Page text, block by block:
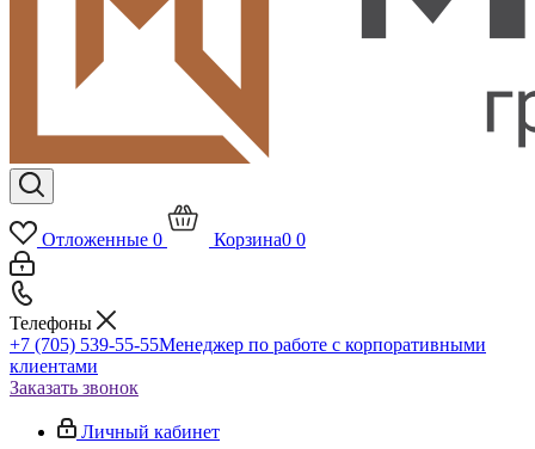
Отложенные 0 Корзина0 0
Телефоны
+7 (705) 539-55-55Менеджер по работе с корпоративными
клиентами
Заказать звонок
Личный кабинет